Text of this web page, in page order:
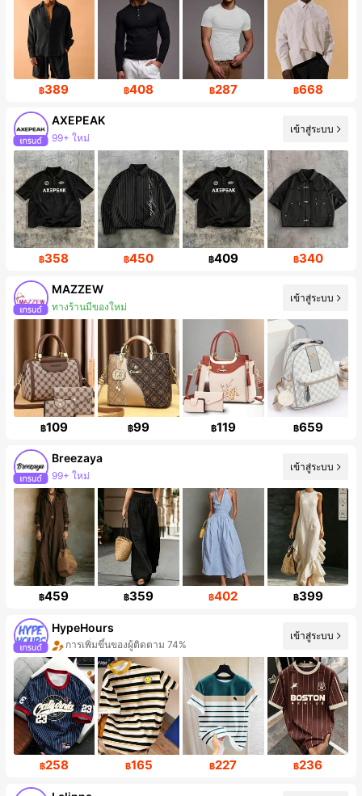
฿389 ฿408 ฿287 ฿668
AXEPEAK
99+ ใหม่
ผู้ติดตาม 380K คน
เข้าสู่ระบบ
฿358 ฿450 ฿409 ฿340
MAZZEW
ทางร้านมีของใหม่
การเพิ่มขึ้นของผู้ติดตาม 11%
เข้าสู่ระบบ
฿109 ฿99 ฿119 ฿659
Breezaya
99+ ใหม่
การเพิ่มขึ้นของผู้ติดตาม 15%
เข้าสู่ระบบ
฿459 ฿359 ฿402 ฿399
HypeHours
การเพิ่มขึ้นของผู้ติดตาม 74%
การเพิ่มขึ้นของยอดขาย 97%
เข้าสู่ระบบ
฿258 ฿165 ฿227 ฿236